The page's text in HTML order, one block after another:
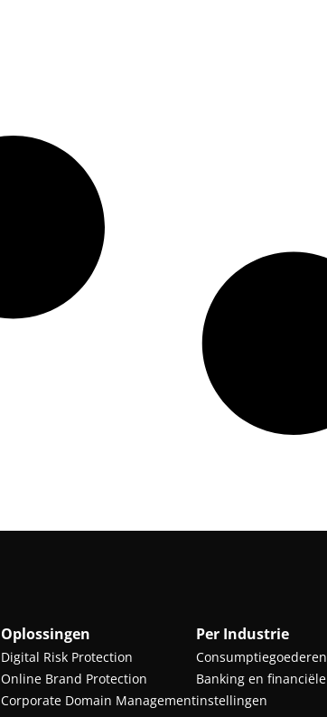
Oplossingen
Digital Risk Protection
Online Brand Protection
Corporate Domain Management
Per Industrie
Consumptiegoederen
Banking en financiële
instellingen